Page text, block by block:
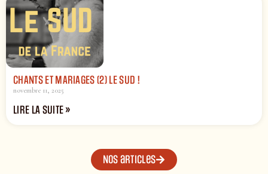
CHANTS ET MARIAGES (2) LE SUD !
novembre 11, 2025
LIRE LA SUITE »
Nos articles